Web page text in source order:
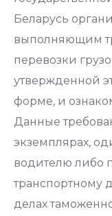
Беларусь
выполняющим
перевозки
утвержденной
форме, и
Данные
экземплярах,
водителю либо
транспортному
делах